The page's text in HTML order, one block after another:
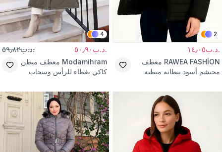
2
.د.ب١٤٫٠٥
RAWEA FASHİON معطف
محتشم أسود ببطانة مبطنة
4
.د.ب٥٠٫٩٠ .د.ب٥٩٫٨٢
Modamihram معطف مبطن
كاكي بغطاء للرأس وسحاب